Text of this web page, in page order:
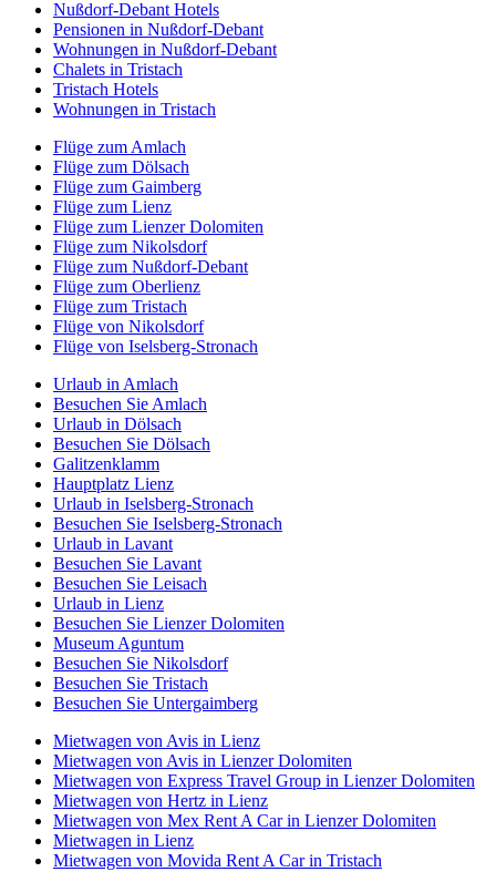
Nußdorf-Debant Hotels
Pensionen in Nußdorf-Debant
Wohnungen in Nußdorf-Debant
Chalets in Tristach
Tristach Hotels
Wohnungen in Tristach
Flüge zum Amlach
Flüge zum Dölsach
Flüge zum Gaimberg
Flüge zum Lienz
Flüge zum Lienzer Dolomiten
Flüge zum Nikolsdorf
Flüge zum Nußdorf-Debant
Flüge zum Oberlienz
Flüge zum Tristach
Flüge von Nikolsdorf
Flüge von Iselsberg-Stronach
Urlaub in Amlach
Besuchen Sie Amlach
Urlaub in Dölsach
Besuchen Sie Dölsach
Galitzenklamm
Hauptplatz Lienz
Urlaub in Iselsberg-Stronach
Besuchen Sie Iselsberg-Stronach
Urlaub in Lavant
Besuchen Sie Lavant
Besuchen Sie Leisach
Urlaub in Lienz
Besuchen Sie Lienzer Dolomiten
Museum Aguntum
Besuchen Sie Nikolsdorf
Besuchen Sie Tristach
Besuchen Sie Untergaimberg
Mietwagen von Avis in Lienz
Mietwagen von Avis in Lienzer Dolomiten
Mietwagen von Express Travel Group in Lienzer Dolomiten
Mietwagen von Hertz in Lienz
Mietwagen von Mex Rent A Car in Lienzer Dolomiten
Mietwagen in Lienz
Mietwagen von Movida Rent A Car in Tristach